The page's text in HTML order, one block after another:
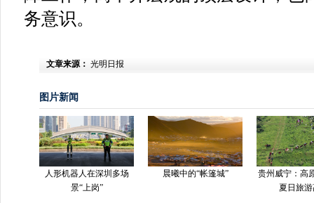
务意识。
文章来源： 光明日报